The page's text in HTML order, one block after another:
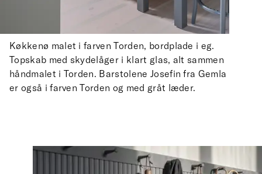
Køkkenø malet i farven Torden, bordplade i eg.
Topskab med skydelåger i klart glas, alt sammen
håndmalet i Torden. Barstolene Josefin fra Gemla
er også i farven Torden og med gråt læder.